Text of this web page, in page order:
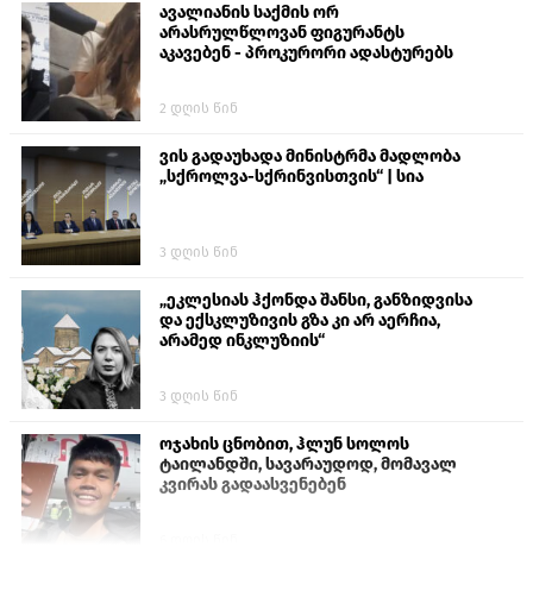
ავალიანის საქმის ორ
არასრულწლოვან ფიგურანტს
აკავებენ - პროკურორი ადასტურებს
2 დღის წინ
ვის გადაუხადა მინისტრმა მადლობა
„სქროლვა-სქრინვისთვის“ | სია
3 დღის წინ
„ეკლესიას ჰქონდა შანსი, განზიდვისა
და ექსკლუზივის გზა კი არ აერჩია,
არამედ ინკლუზიის“
3 დღის წინ
ოჯახის ცნობით, ჰლუნ სოლოს
ტაილანდში, სავარაუდოდ, მომავალ
კვირას გადაასვენებენ